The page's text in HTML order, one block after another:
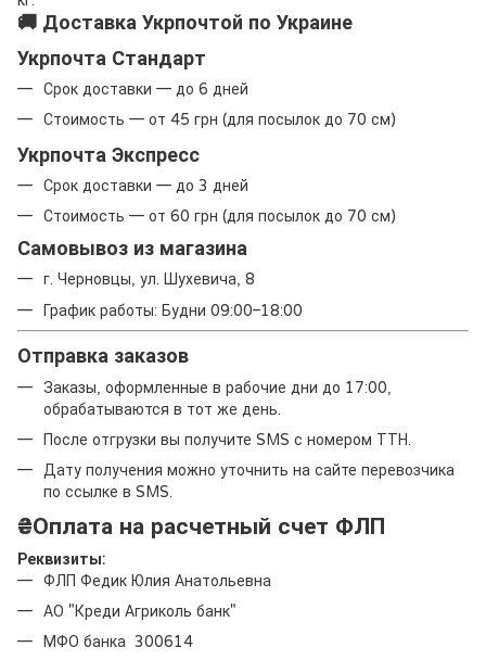
🚚 Доставка Укрпочтой по Украине
Укрпочта Стандарт
Срок доставки — до 6 дней
Стоимость — от 45 грн (для посылок до 70 см)
Укрпочта Экспресс
Срок доставки — до 3 дней
Стоимость — от 60 грн (для посылок до 70 см)
Самовывоз из магазина
г. Черновцы, ул. Шухевича, 8
График работы: Будни 09:00–18:00
Отправка заказов
Заказы, оформленные в рабочие дни до 17:00,
обрабатываются в тот же день.
После отгрузки вы получите SMS с номером ТТН.
Дату получения можно уточнить на сайте перевозчика
по ссылке в SMS.
₴Оплата на расчетный счет ФЛП
Реквизиты:
ФЛП Федик Юлия Анатольевна
АО "Креди Агриколь банк"
МФО банка 300614